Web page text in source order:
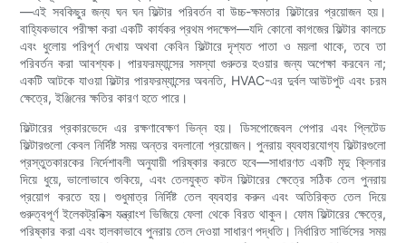
—এই সবকিছুর জন্য ঘন ঘন ফিল্টার পরিবর্তন বা উচ্চ-ক্ষমতার ফিল্টারের প্রয়োজন হয়।
বাহ্যিকভাবে পরীক্ষা করা একটি কার্যকর প্রথম পদক্ষেপ—যদি কোনো কাগজের ফিল্টার কালচে
এবং ধুলোয় পরিপূর্ণ দেখায় অথবা কেবিন ফিল্টারে দৃশ্যত পাতা ও ময়লা থাকে, তবে তা
পরিবর্তন করা আবশ্যক। পারফরম্যান্সের সমস্যা গুরুতর হওয়ার জন্য অপেক্ষা করবেন না;
একটি আটকে যাওয়া ফিল্টার পারফরম্যান্সের অবনতি, HVAC-এর দুর্বল আউটপুট এবং চরম
ক্ষেত্রে, ইঞ্জিনের ক্ষতির কারণ হতে পারে।
ফিল্টারের প্রকারভেদে এর রক্ষণাবেক্ষণ ভিন্ন হয়। ডিসপোজেবল পেপার এবং প্লিটেড
ফিল্টারগুলো কেবল নির্দিষ্ট সময় অন্তর বদলানো প্রয়োজন। পুনরায় ব্যবহারযোগ্য ফিল্টারগুলো
প্রস্তুতকারকের নির্দেশাবলী অনুযায়ী পরিষ্কার করতে হবে—সাধারণত একটি মৃদু ক্লিনার
দিয়ে ধুয়ে, ভালোভাবে শুকিয়ে, এবং তেলযুক্ত কটন ফিল্টারের ক্ষেত্রে সঠিক তেল পুনরায়
প্রয়োগ করতে হয়। শুধুমাত্র নির্দিষ্ট তেল ব্যবহার করুন এবং অতিরিক্ত তেল দিয়ে
গুরুত্বপূর্ণ ইলেকট্রনিক্স যন্ত্রাংশ ভিজিয়ে ফেলা থেকে বিরত থাকুন। ফোম ফিল্টারের ক্ষেত্রে,
পরিষ্কার করা এবং হালকাভাবে পুনরায় তেল দেওয়া সাধারণ পদ্ধতি। নির্ধারিত সার্ভিসের সময়